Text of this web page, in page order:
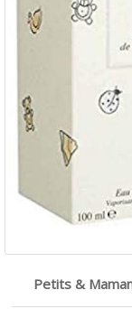
Petits &